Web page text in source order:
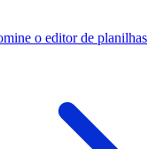
o editor de planilhas